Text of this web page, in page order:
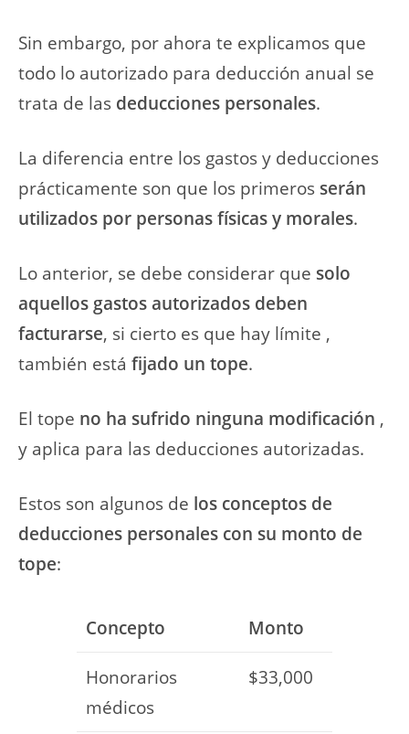
Sin embargo, por ahora te explicamos que
todo lo autorizado para deducción anual se
trata de las deducciones personales.
La diferencia entre los gastos y deducciones
prácticamente son que los primeros serán
utilizados por personas físicas y morales.
Lo anterior, se debe considerar que solo
aquellos gastos autorizados deben
facturarse, si cierto es que hay límite ,
también está fijado un tope.
El tope no ha sufrido ninguna modificación ,
y aplica para las deducciones autorizadas.
Estos son algunos de los conceptos de
deducciones personales con su monto de
tope:
Concepto Monto
Honorarios
médicos
$33,000